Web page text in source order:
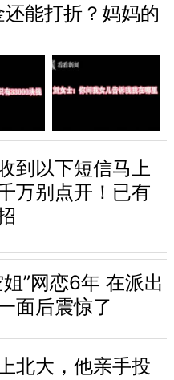
能打折？妈妈的
到以下短信马上
万别点开！已有
”网恋6年 在派出
面后震惊了
北大，他亲手投